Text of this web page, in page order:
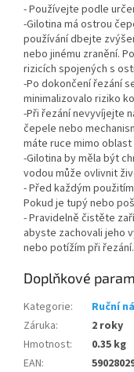
- Používejte podle
-Gilotina má ostrou
používání dbejte
nebo jinému zranění.
rizicích spojených s
-Po dokončení řezání
minimalizovalo riziko
-Při řezání nevyvíjejte
čepele nebo
máte ruce mimo oblast
-Gilotina by měla být
vodou může ovlivnit
- Před každým
Pokud je tupý nebo
- Pravidelně čistěte
abyste zachovali jeho
nebo potížím při řezání.
Doplňkové
Kategorie:
Ruční
Záruka:
2 roky
Hmotnost:
0.35 kg
EAN: